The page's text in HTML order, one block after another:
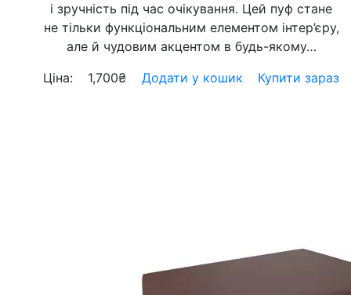
і зручність під час очікування. Цей пуф стане
не тільки функціональним елементом інтер’єру,
але й чудовим акцентом в будь-якому…
Ціна:
1,700₴ Додати у кошик Купити зараз